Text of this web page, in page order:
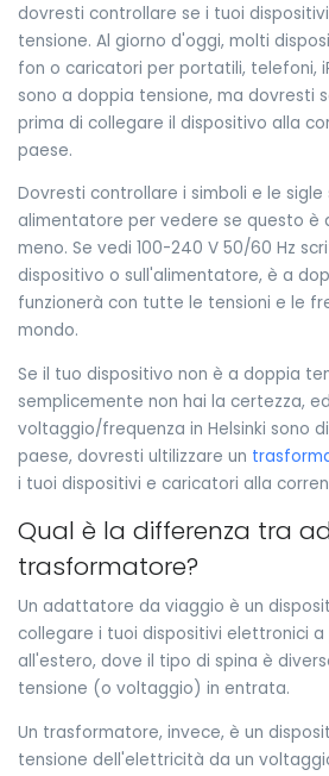
dovresti controllare se i tuoi
tensione. Al giorno d'oggi, molti
fon o caricatori per portatili, telefoni,
sono a doppia tensione, ma dovresti
prima di collegare il dispositivo alla
paese.
Dovresti controllare i simboli e le sigle
alimentatore per vedere se questo è
meno. Se vedi 100-240 V 50/60 Hz
dispositivo o sull'alimentatore, è a
funzionerà con tutte le tensioni e le
mondo.
Se il tuo dispositivo non è a doppia
semplicemente non hai la certezza,
voltaggio/frequenza in Helsinki sono
paese, dovresti ultilizzare un
i tuoi dispositivi e caricatori alla
Qual è la differenza tra
trasformatore?
Un adattatore da viaggio è un
collegare i tuoi dispositivi elettronici
all'estero, dove il tipo di spina è
tensione (o voltaggio) in entrata.
Un trasformatore, invece, è un
tensione dell'elettricità da un